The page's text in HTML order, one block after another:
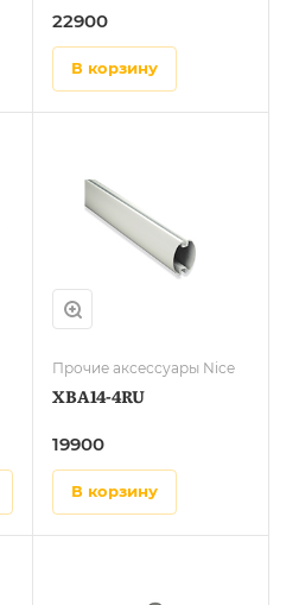
22900
в корзину
Прочие аксессуары Nice
XBA14-4RU
19900
в корзину